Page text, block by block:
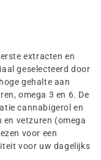
extracten en
geselecteerd door
gehalte aan
omega 3 en 6. De
cannabigerol en
vetzuren (omega
voor een
voor uw dagelijks